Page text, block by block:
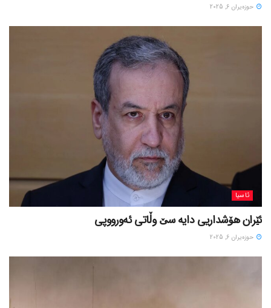
حوزه‌یران 6, 2025
ئاسیا
ئێران هۆشداریی دایە سێ وڵاتی ئەورووپی
حوزه‌یران 6, 2025